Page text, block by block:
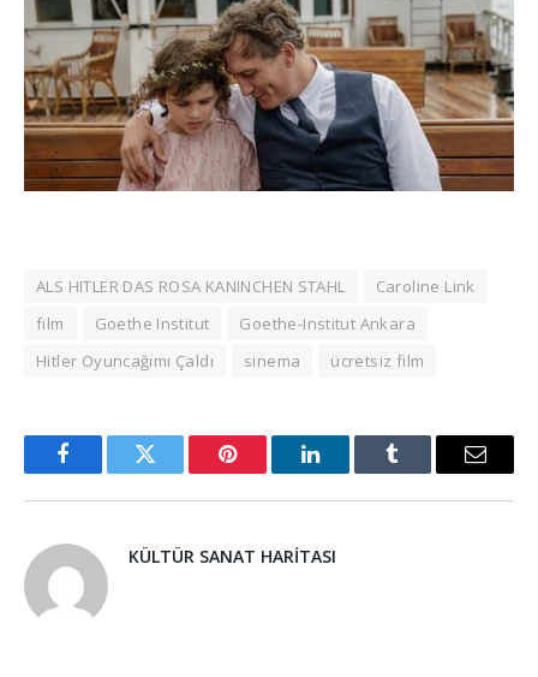
ALS HITLER DAS ROSA KANINCHEN STAHL
Caroline Link
film
Goethe Institut
Goethe-Institut Ankara
Hitler Oyuncağımı Çaldı
sinema ücretsiz film
FacebookTwitter Pinterest LinkedInTumblr Email
KÜLTÜR SANAT HARITASI